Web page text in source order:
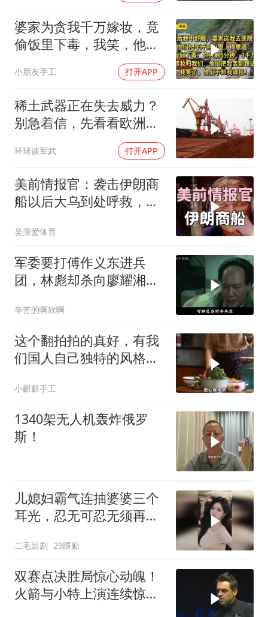
婆家为贪我千万嫁妆，竟
偷饭里下毒，我笑，他们
小朋友手工 打开APP
稀土武器正在失去威力？
别急着信，先看看欧洲军
环球谈军武 打开APP
美前情报官：袭击伊朗商
船以后大乌到处呼救，但
吴霶爱体育
军委要打傅作义东进兵
团，林彪却杀向廖耀湘，
辛苦的啊欣啊
这个翻拍拍的真好，有我
们国人自己独特的风格魅
小麒麒手工
1340架无人机轰炸俄罗
斯！
儿媳妇霸气连抽婆婆三个
耳光，忍无可忍无须再
二毛追剧 29跟贴
双赛点决胜局惊心动魄！
火箭与小特上演连续惊险